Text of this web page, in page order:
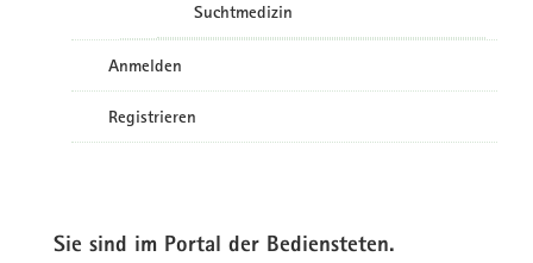
Suchtmedizin
Anmelden
Registrieren
Sie sind im Portal der Bediensteten.